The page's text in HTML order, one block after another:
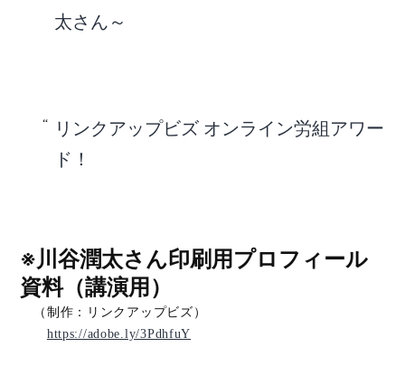
太さん～
リンクアップビズ オンライン労組アワー
ド！
※川谷潤太さん印刷用プロフィール
資料（講演用）
（制作：リンクアップビズ）
https://adobe.ly/3PdhfuY